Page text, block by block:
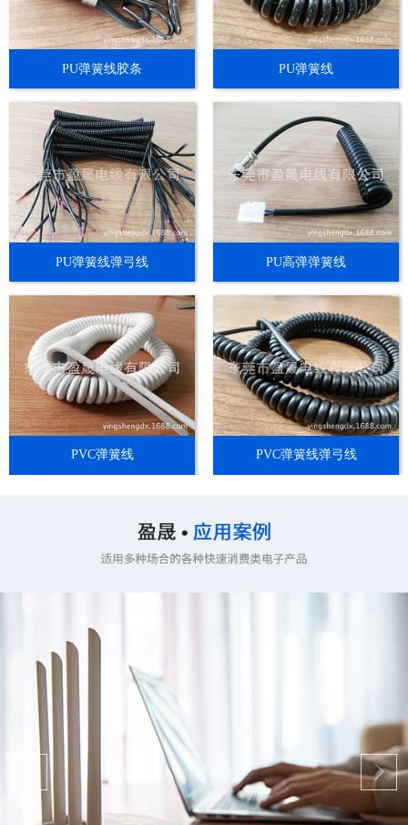
PU弹簧线胶条 PU弹簧线
PU弹簧线弹弓线 PU高弹弹簧线
PVC弹簧线 PVC弹簧线弹弓线